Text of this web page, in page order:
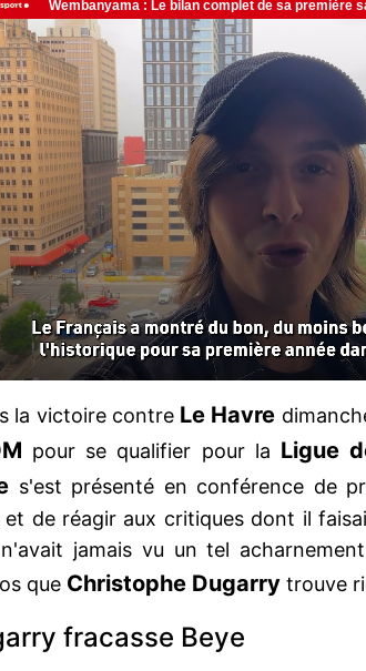
la victoire contre Le Havre
pour se qualifier pour la Ligue
s'est présenté en conférence de
et de réagir aux critiques dont il
jamais vu un tel
que Christophe Dugarry trouve
fracasse Beye